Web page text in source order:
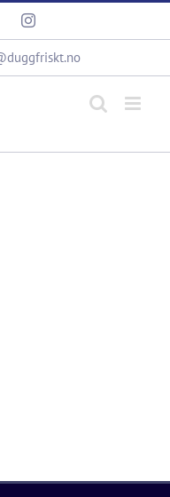
Instagram